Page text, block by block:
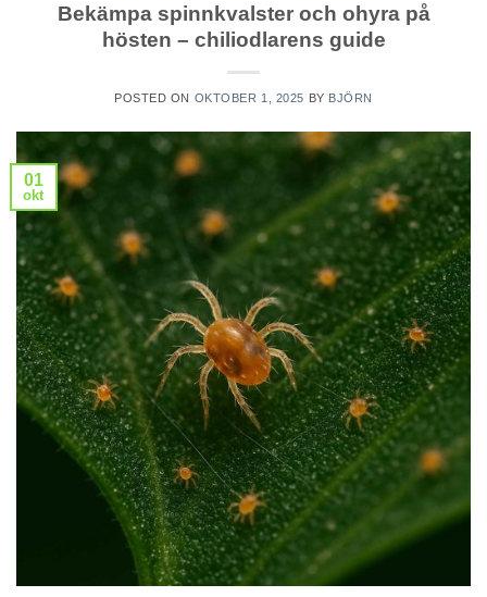
Bekämpa spinnkvalster och ohyra på
hösten – chiliodlarens guide
POSTED ON OKTOBER 1, 2025 BY BJÖRN
01
okt